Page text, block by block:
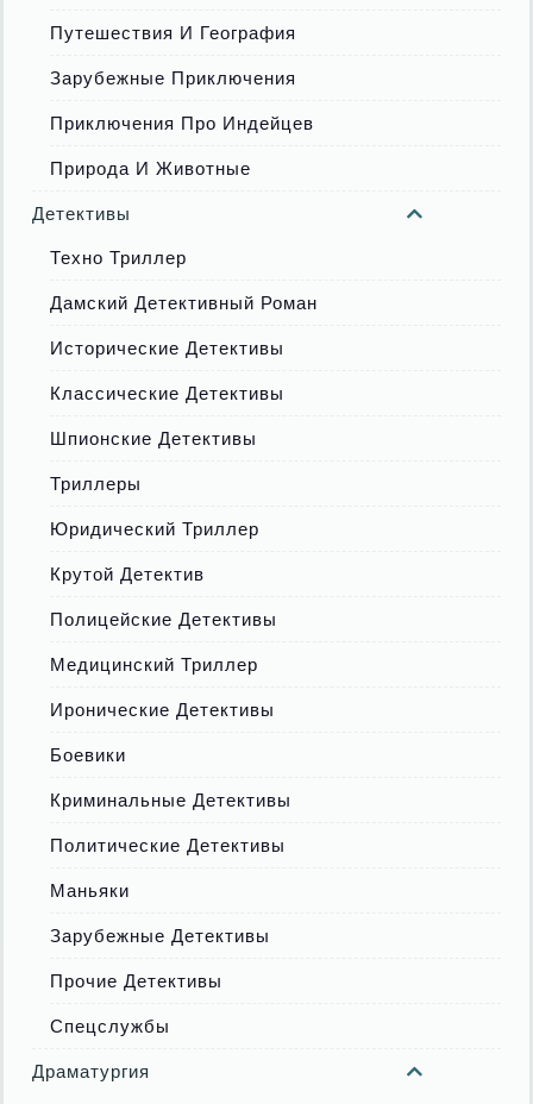
Путешествия И География
Зарубежные Приключения
Приключения Про Индейцев
Природа И Животные
Детективы
Техно Триллер
Дамский Детективный Роман
Исторические Детективы
Классические Детективы
Шпионские Детективы
Триллеры
Юридический Триллер
Крутой Детектив
Полицейские Детективы
Медицинский Триллер
Иронические Детективы
Боевики
Криминальные Детективы
Политические Детективы
Маньяки
Зарубежные Детективы
Прочие Детективы
Спецслужбы
Драматургия